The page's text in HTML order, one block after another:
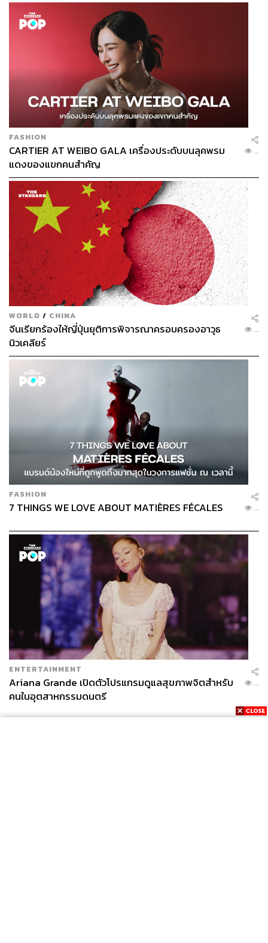
FASHION
CARTIER AT WEIBO GALA เครื่องประดับบนลุคพรม
แดงของแขกคนสำคัญ
...
WORLD / CHINA
จีนเรียกร้องให้ญี่ปุ่นยุติการพิจารณาครอบครองอาวุธ
นิวเคลียร์
...
FASHION
7 THINGS WE LOVE ABOUT MATIÈRES FÉCALES ...
ENTERTAINMENT
Ariana Grande เปิดตัวโปรแกรมดูแลสุขภาพจิตสำหรับ
คนในอุตสาหกรรมดนตรี
...